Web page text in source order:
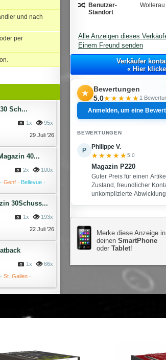
und nach
per
Sch...
95x
1x
29 Juli '26
40...
100x
2x
Genf · Bellevue ·
30Schuss...
193x
1x
22 Juli '26
66x
1x
St. Gallen ·
Benutzer-
Standort
Wollerau
Alle Anzeigen dieses
Einem Freund senden
Verkäufer
« Hier
★
Bewertungen
5.0★★★★★
★★★★★ 1
Anmelden, um eine
BEWERTUNGEN
P Philippe V.
★★★★★
★★★★★5.0
Magazin P220
Guter Preis für einen
Zustand, freundlicher
unkomplizierte
Merke diese Anzeige in
deinen SmartPhone
oderTablet!